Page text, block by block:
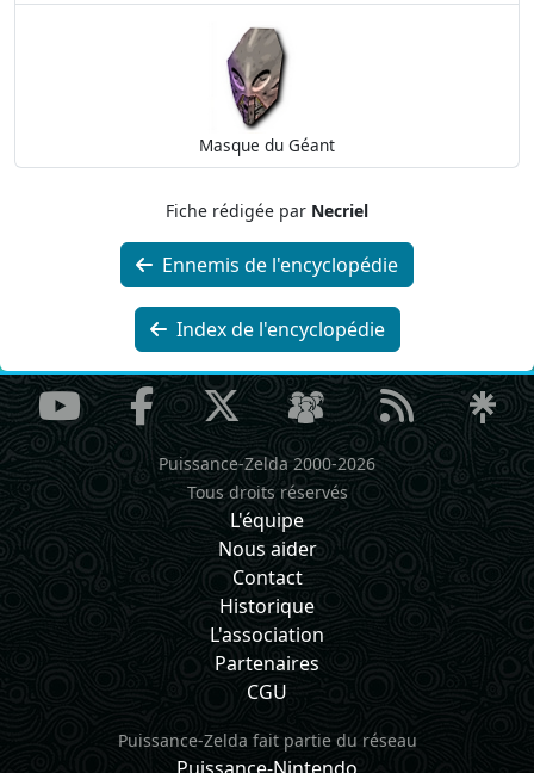
Masque du Géant
Fiche rédigée par Necriel
Ennemis de l'encyclopédie
Index de l'encyclopédie
Puissance-Zelda 2000-2026
Tous droits réservés
L'équipe
Nous aider
Contact
Historique
L'association
Partenaires
CGU
Puissance-Zelda fait partie du réseau